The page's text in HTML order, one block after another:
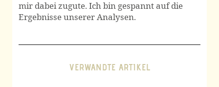
mir dabei zugute. Ich bin gespannt auf die
Ergebnisse unserer Analysen.
VERWANDTE ARTIKEL